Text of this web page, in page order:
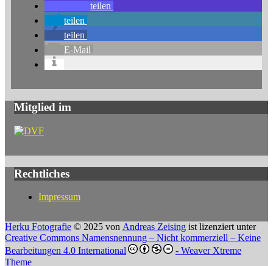
teilen
teilen
teilen
E-Mail
Mitglied im
Rechtliches
Impressum
Herku Fotografie © 2025 von Andreas Zeising ist lizenziert unter
Creative Commons Namensnennung – Nicht kommerziell – Keine
Bearbeitungen 4.0 International
- Weaver Xtreme
Theme